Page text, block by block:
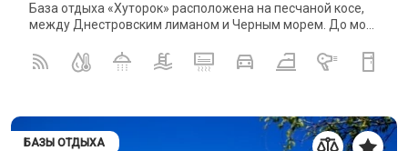
База отдыха «Хуторок» расположена на песчаной косе,
между Днестровским лиманом и Черным морем. До мо...
БАЗЫ ОТДЫХА